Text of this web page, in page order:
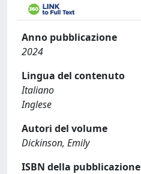
Anno pubblicazione
2024
Lingua del contenuto
Italiano
Inglese
Autori del volume
Dickinson, Emily
ISBN della pubblicazione